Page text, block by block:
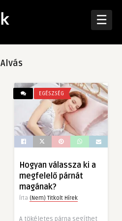
☰
Alvás
EGÉSZSÉG
Hogyan válassza ki a
megfelelő párnát
magának?
Írta (Nem) Titkolt Hírek
A tökéletes párna segíthet